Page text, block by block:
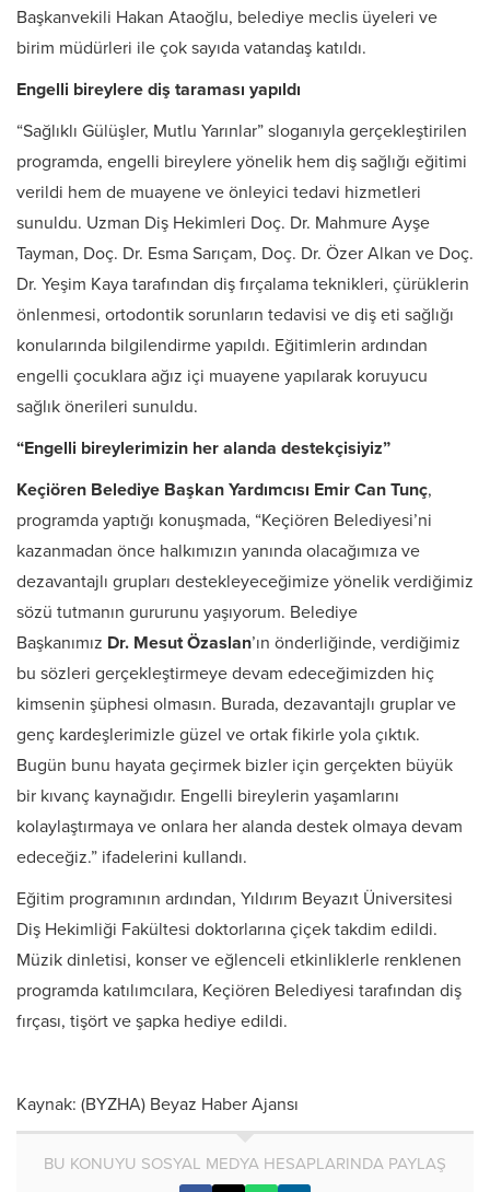
Başkanvekili Hakan Ataoğlu, belediye meclis üyeleri ve
birim müdürleri ile çok sayıda vatandaş katıldı.
Engelli bireylere diş taraması yapıldı
“Sağlıklı Gülüşler, Mutlu Yarınlar” sloganıyla gerçekleştirilen
programda, engelli bireylere yönelik hem diş sağlığı eğitimi
verildi hem de muayene ve önleyici tedavi hizmetleri
sunuldu. Uzman Diş Hekimleri Doç. Dr. Mahmure Ayşe
Tayman, Doç. Dr. Esma Sarıçam, Doç. Dr. Özer Alkan ve Doç.
Dr. Yeşim Kaya tarafından diş fırçalama teknikleri, çürüklerin
önlenmesi, ortodontik sorunların tedavisi ve diş eti sağlığı
konularında bilgilendirme yapıldı. Eğitimlerin ardından
engelli çocuklara ağız içi muayene yapılarak koruyucu
sağlık önerileri sunuldu.
“Engelli bireylerimizin her alanda destekçisiyiz”
Keçiören Belediye Başkan Yardımcısı Emir Can Tunç,
programda yaptığı konuşmada, “Keçiören Belediyesi’ni
kazanmadan önce halkımızın yanında olacağımıza ve
dezavantajlı grupları destekleyeceğimize yönelik verdiğimiz
sözü tutmanın gururunu yaşıyorum. Belediye
Başkanımız Dr. Mesut Özaslan’ın önderliğinde, verdiğimiz
bu sözleri gerçekleştirmeye devam edeceğimizden hiç
kimsenin şüphesi olmasın. Burada, dezavantajlı gruplar ve
genç kardeşlerimizle güzel ve ortak fikirle yola çıktık.
Bugün bunu hayata geçirmek bizler için gerçekten büyük
bir kıvanç kaynağıdır. Engelli bireylerin yaşamlarını
kolaylaştırmaya ve onlara her alanda destek olmaya devam
edeceğiz.” ifadelerini kullandı.
Eğitim programının ardından, Yıldırım Beyazıt Üniversitesi
Diş Hekimliği Fakültesi doktorlarına çiçek takdim edildi.
Müzik dinletisi, konser ve eğlenceli etkinliklerle renklenen
programda katılımcılara, Keçiören Belediyesi tarafından diş
fırçası, tişört ve şapka hediye edildi.
Kaynak: (BYZHA) Beyaz Haber Ajansı
BU KONUYU SOSYAL MEDYA HESAPLARINDA PAYLAŞ